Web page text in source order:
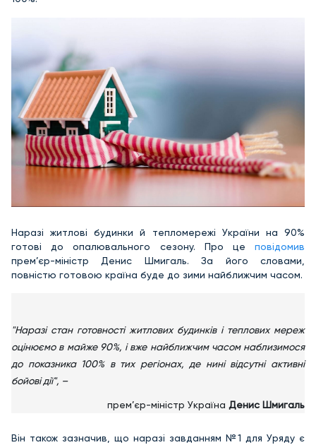
Наразі житлові будинки й тепломережі України на 90%
готові до опалювального сезону. Про це повідомив
прем’єр-міністр Денис Шмигаль. За його словами,
повністю готовою країна буде до зими найближчим часом.
"Наразі стан готовності житлових будинків і теплових мереж
оцінюємо в майже 90%, і вже найближчим часом наблизимося
до показника 100% в тих регіонах, де нині відсутні активні
бойові дії", –
прем’єр-міністр Україна Денис Шмигаль
Він також зазначив, що наразі завданням №1 для Уряду є